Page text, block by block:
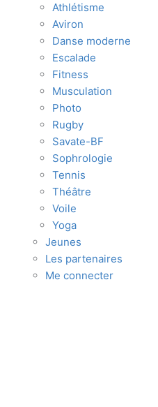
Athlétisme
Aviron
Danse moderne
Escalade
Fitness
Musculation
Photo
Rugby
Savate-BF
Sophrologie
Tennis
Théâtre
Voile
Yoga
Jeunes
Les partenaires
Me connecter